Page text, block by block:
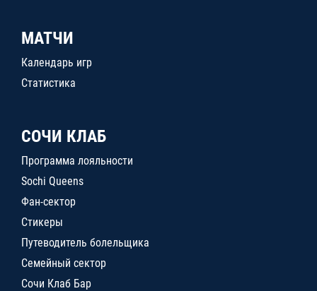
МАТЧИ
Календарь игр
Статистика
СОЧИ КЛАБ
Программа лояльности
Sochi Queens
Фан-сектор
Стикеры
Путеводитель болельщика
Семейный сектор
Сочи Клаб Бар